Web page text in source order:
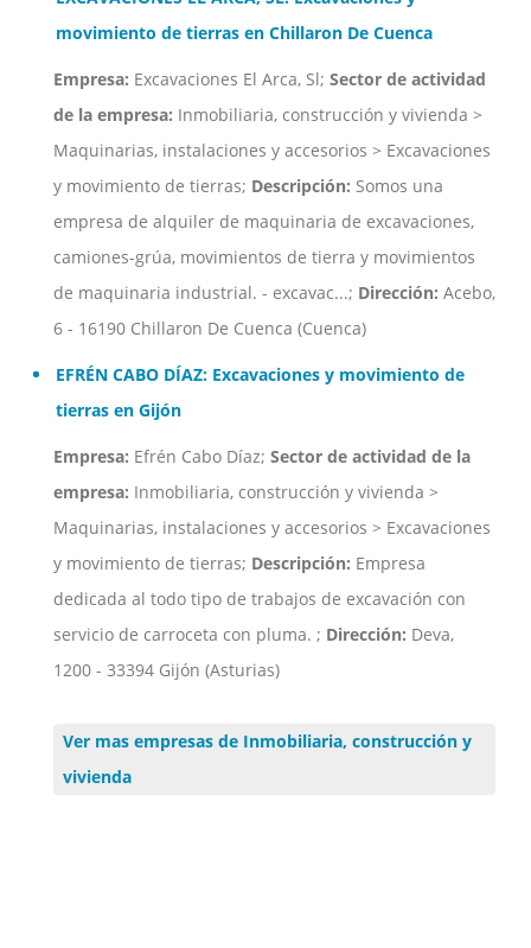
movimiento de tierras en Chillaron De Cuenca
Empresa: Excavaciones El Arca, Sl; Sector de actividad
de la empresa: Inmobiliaria, construcción y vivienda >
Maquinarias, instalaciones y accesorios > Excavaciones
y movimiento de tierras; Descripción: Somos una
empresa de alquiler de maquinaria de excavaciones,
camiones-grúa, movimientos de tierra y movimientos
de maquinaria industrial. - excavac...; Dirección: Acebo,
6 - 16190 Chillaron De Cuenca (Cuenca)
EFRÉN CABO DÍAZ: Excavaciones y movimiento de
tierras en Gijón
Empresa: Efrén Cabo Díaz; Sector de actividad de la
empresa: Inmobiliaria, construcción y vivienda >
Maquinarias, instalaciones y accesorios > Excavaciones
y movimiento de tierras; Descripción: Empresa
dedicada al todo tipo de trabajos de excavación con
servicio de carroceta con pluma. ; Dirección: Deva,
1200 - 33394 Gijón (Asturias)
Ver mas empresas de Inmobiliaria, construcción y
vivienda